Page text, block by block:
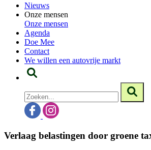
Nieuws
Onze mensen
Onze mensen
Agenda
Doe Mee
Contact
We willen een autovrije markt
Verlaag belastingen door groene